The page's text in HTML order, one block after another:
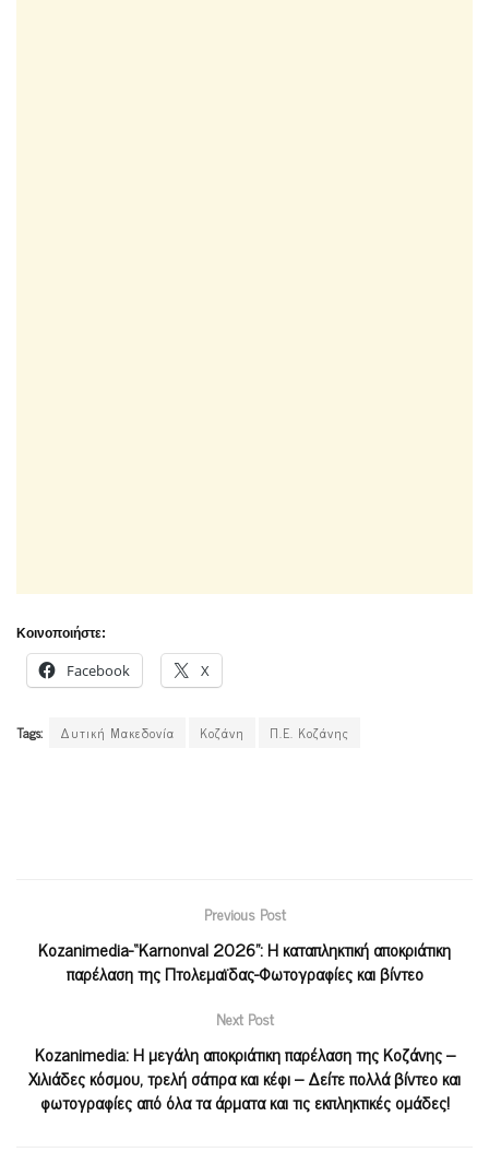
Κοινοποιήστε:
Facebook X
Tags: Δυτική Μακεδονία Κοζάνη Π.Ε. Κοζάνης
Previous Post
Kozanimedia-“Karnonval 2026”: Η καταπληκτική αποκριάτικη
παρέλαση της Πτολεμαϊδας-Φωτογραφίες και βίντεο
Next Post
Kozanimedia: Η μεγάλη αποκριάτικη παρέλαση της Κοζάνης –
Χιλιάδες κόσμου, τρελή σάτιρα και κέφι – Δείτε πολλά βίντεο και
φωτογραφίες από όλα τα άρματα και τις εκπληκτικές ομάδες!